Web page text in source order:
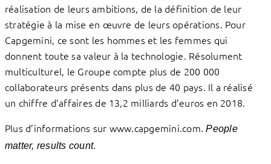
réalisation de leurs ambitions, de la définition de leur
stratégie à la mise en œuvre de leurs opérations. Pour
Capgemini, ce sont les hommes et les femmes qui
donnent toute sa valeur à la technologie. Résolument
multiculturel, le Groupe compte plus de 200 000
collaborateurs présents dans plus de 40 pays. Il a réalisé
un chiffre d’affaires de 13,2 milliards d’euros en 2018.
Plus d’informations sur www.capgemini.com.People
matter, results count.